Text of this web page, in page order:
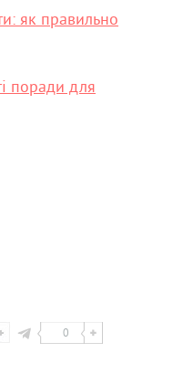
як правильно
поради для
0